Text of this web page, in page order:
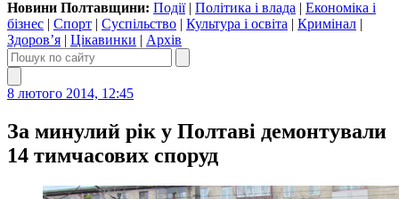
Новини Полтавщини: Події| Політика і влада | Економіка і
бізнес | Спорт | Суспільство | Культура і освіта | Кримінал |
Здоров’я | Цікавинки | Архів
8 лютого 2014, 12:45
За минулий рік у Полтаві демонтували
14 тимчасових споруд